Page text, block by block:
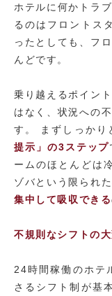
ホテルに何かトラ
るのはフロントス
ったとしても、フ
んどです。
乗り越えるポイン
はなく、状況への
す。 まずしっかり
提示」の3ステップ
ームのほとんどは
ゾバという限られ
集中して吸収できる
不規則なシフトの
24時間稼働のホテ
さるシフト制が基